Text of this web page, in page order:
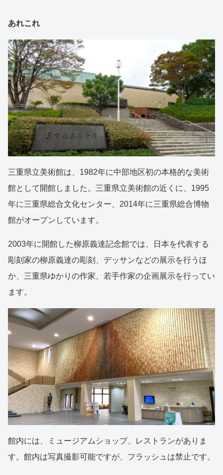
あれこれ
三重県立美術館は、1982年に中部地区初の本格的な美術
館として開館しました。三重県立美術館の近くに、1995
年に三重県総合文化センター、2014年に三重県総合博物
館がオープンしています。
2003年に開館した柳原義達記念館では、日本を代表する
彫刻家の柳原義達の彫刻、デッサンなどの展示を行うほ
か、三重県ゆかりの作家、若手作家の企画展示を行ってい
ます。
館内には、ミュージアムショップ、レストランがありま
す。館内は写真撮影可能ですが、フラッシュは禁止です。